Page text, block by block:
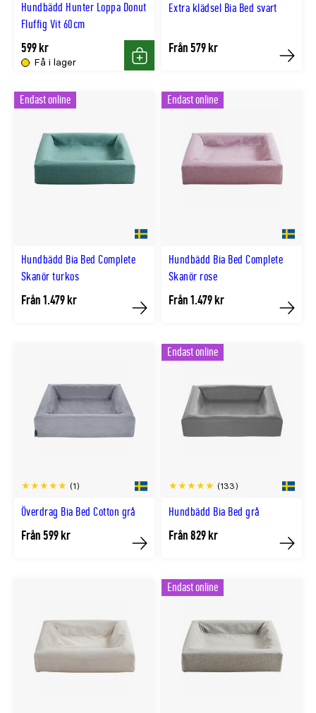
Hundbädd Hunter Loppa Donut
Fluffig Vit 60cm
Få i lager
599 kr
Köp
Extra klädsel Bia Bed svart
Från 579 kr
Köp
Hundbädd Bia Bed Complete
Skanör turkos
Endast online
Från 1.479 kr
Köp
Hundbädd Bia Bed Complete
Skanör rose
Endast online
Från 1.479 kr
Köp
Överdrag Bia Bed Cotton grå
(1)
Från 599 kr
Köp
Hundbädd Bia Bed grå
(133)
Endast online
Från 829 kr
Köp
Endast online